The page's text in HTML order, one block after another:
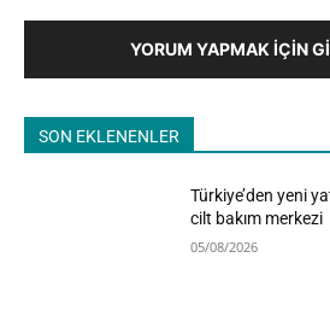
YORUM YAPMAK İÇIN
SON EKLENENLER
Türkiye’den yeni
cilt bakım merkezi
05/08/2026